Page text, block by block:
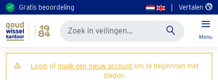
Gratis beoordeling Vertalen
Menu
Login of maak een nieuw account om te beginnnen met
bieden.